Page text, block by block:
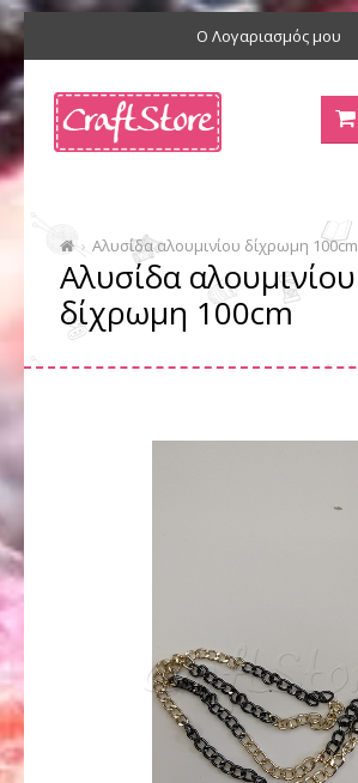
Ο Λογαριασμός μου
Αλυσίδα αλουμινίου δίχρωμη 100cm
Αλυσίδα αλουμινίου
δίχρωμη 100cm